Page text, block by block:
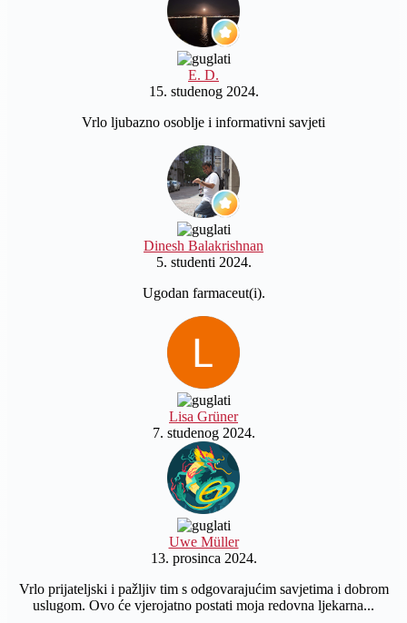
E. D.
15. studenog 2024.
Vrlo ljubazno osoblje i informativni savjeti
Dinesh Balakrishnan
5. studenti 2024.
Ugodan farmaceut(i).
Lisa Grüner
7. studenog 2024.
Uwe Müller
13. prosinca 2024.
Vrlo prijateljski i pažljiv tim s odgovarajućim savjetima i dobrom
uslugom. Ovo će vjerojatno postati moja redovna ljekarna...